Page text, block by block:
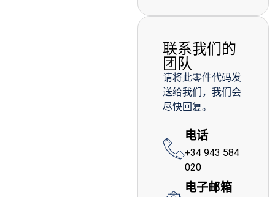
联系我们的
团队
请将此零件代码发
送给我们，我们会
尽快回复。
电话
+34 943 584
020
电子邮箱